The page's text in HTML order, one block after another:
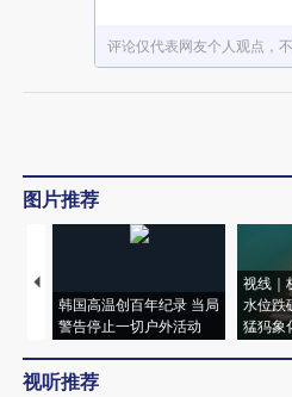
评论仅代表网友个人观点，
图片推荐
韩国高温创百年纪录 当局
警告停止一切户外活动
视线｜
水位跌
猛犸象
视听推荐